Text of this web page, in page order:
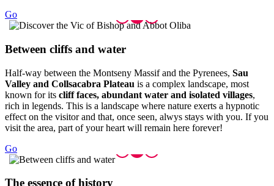
Go
Between cliffs and water
Half-way between the Montseny Massif and the Pyrenees, Sau
Valley and Collsacabra Plateau is a complex landscape, most
known for its cliff faces, abundant water and isolated villages,
rich in legends. This is a landscape where nature exerts a hypnotic
effect on the visitor and that, once seen, alwys stays with you. If you
visit the area, part of your heart will remain here forever!
Go
The essence of history